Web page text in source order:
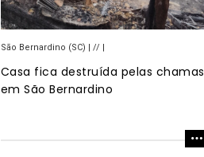
São Bernardino (SC) | // |
Casa fica destruída pelas chamas
em São Bernardino